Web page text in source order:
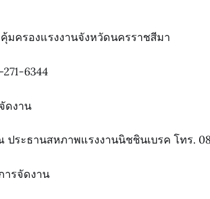
มครองแรงงานจังหวัดนครราชสีมา
6344
ดงาน
ระธานสหภาพแรงงานนิชชินเบรค โทร.
ารจัดงาน